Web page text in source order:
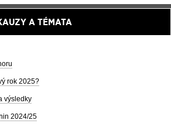
A TÉMATA
rok 2025?
výsledky
2024/25